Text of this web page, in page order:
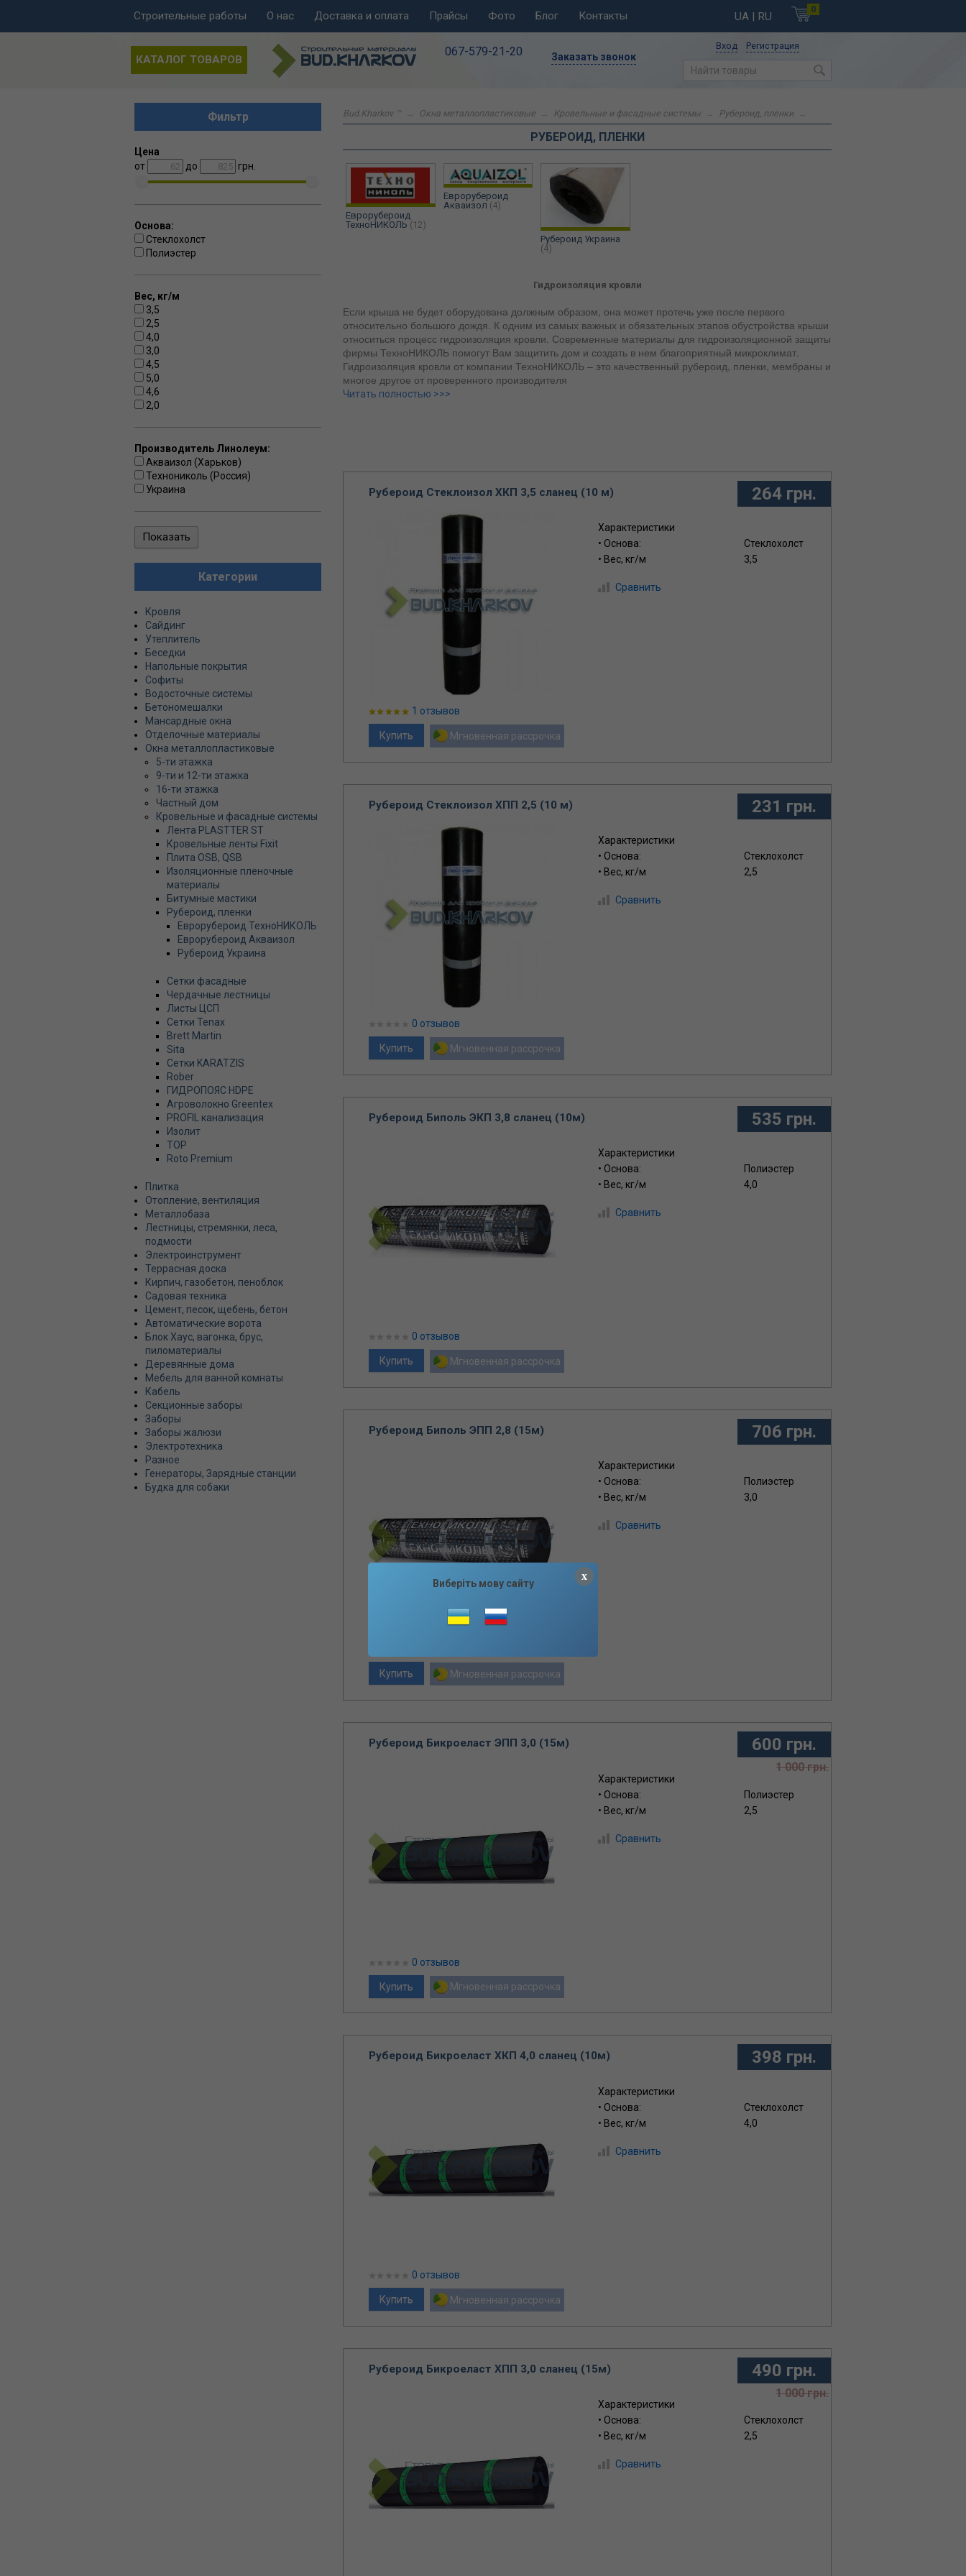
0
UA | RU
Строительные работы О нас Доставка и оплата Прайсы Фото Блог Контакты
Вход Регистрация
КАТАЛОГ ТОВАРОВ
067-579-21-20 Заказать звонок
Фильтр
Цена
от
до грн.
Основа:
Стеклохолст
Полиэстер
Вес, кг/м
3,5
2,5
4,0
3,0
4,5
5,0
4,6
2,0
Производитель Линолеум:
Акваизол (Харьков)
Технониколь (Россия)
Украина
Категории
Кровля
Сайдинг
Утеплитель
Беседки
Напольные покрытия
Софиты
Водосточные системы
Бетономешалки
Мансардные окна
Отделочные материалы
Окна металлопластиковые
5-ти этажка
9-ти и 12-ти этажка
16-ти этажка
Частный дом
Кровельные и фасадные системы
Лента PLASTTER ST
Кровельные ленты Fixit
Плита OSB, QSB
Изоляционные пленочные
материалы
Битумные мастики
Рубероид, пленки
Еврорубероид ТехноНИКОЛЬ
Еврорубероид Акваизол
Рубероид Украина
Сетки фасадные
Чердачные лестницы
Листы ЦСП
Сетки Tenax
Brett Martin
Sita
Сетки KARATZIS
Rober
ГИДРОПОЯС HDPE
Агроволокно Greentex
PROFIL канализация
Изолит
TOP
Roto Premium
Плитка
Отопление, вентиляция
Металлобаза
Лестницы, стремянки, леса,
подмости
Электроинструмент
Террасная доска
Кирпич, газобетон, пеноблок
Садовая техника
Цемент, песок, щебень, бетон
Автоматические ворота
Блок Хаус, вагонка, брус,
пиломатериалы
Деревянные дома
Мебель для ванной комнаты
Кабель
Секционные заборы
Заборы
Заборы жалюзи
Электротехника
Разное
Генераторы, Зарядные станции
Будка для собаки
Bud.Kharkov ™ Окна металлопластиковые Кровельные и фасадные системы Рубероид, пленки
РУБЕРОИД, ПЛЕНКИ
Еврорубероид
ТехноНИКОЛЬ (12)
Еврорубероид
Акваизол (4)
Рубероид Украина
(4)
Гидроизоляция кровли
Если крыша не будет оборудована должным образом, она может протечь уже после первого
относительно большого дождя. К одним из самых важных и обязательных этапов обустройства крыши
относиться процесс гидроизоляция кровли. Современные материалы для гидроизоляционной защиты
фирмы ТехноНИКОЛЬ помогут Вам защитить дом и создать в нем благоприятный микроклимат.
Гидроизоляция кровли от компании ТехноНИКОЛЬ – это качественный рубероид, пленки, мембраны и
многое другое от проверенного производителя
Читать полностью >>>
Рубероид Стеклоизол ХКП 3,5 сланец (10 м) 264 грн.
1 отзывов
Мгновенная рассрочка
Характеристики
• Основа:
Стеклохолст
• Вес, кг/м
3,5
Сравнить
Рубероид Стеклоизол ХПП 2,5 (10 м) 231 грн.
0 отзывов
Мгновенная рассрочка
Характеристики
• Основа:
Стеклохолст
• Вес, кг/м
2,5
Сравнить
Рубероид Биполь ЭКП 3,8 сланец (10м) 535 грн.
0 отзывов
Мгновенная рассрочка
Характеристики
• Основа:
Полиэстер
• Вес, кг/м
4,0
Сравнить
Рубероид Биполь ЭПП 2,8 (15м) 706 грн.
Мгновенная рассрочка
Характеристики
• Основа:
Полиэстер
• Вес, кг/м
3,0
Сравнить
Рубероид Бикроеласт ЭПП 3,0 (15м) 600 грн.
1 000 грн.
0 отзывов
Мгновенная рассрочка
Характеристики
• Основа:
Полиэстер
• Вес, кг/м
2,5
Сравнить
Рубероид Бикроеласт ХКП 4,0 сланец (10м) 398 грн.
0 отзывов
Мгновенная рассрочка
Характеристики
• Основа:
Стеклохолст
• Вес, кг/м
4,0
Сравнить
Рубероид Бикроеласт ХПП 3,0 сланец (15м) 490 грн.
1 000 грн.
Характеристики
• Основа:
Стеклохолст
• Вес, кг/м
2,5
Сравнить
x
Виберіть мову сайту